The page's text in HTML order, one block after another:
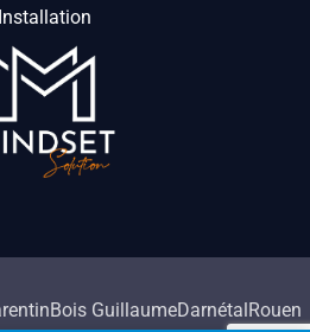
Installation
Bois GuillaumeDarnétalRouen